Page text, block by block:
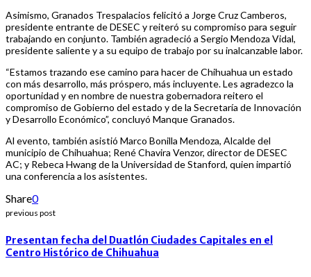
Asimismo, Granados Trespalacios felicitó a Jorge Cruz Camberos,
presidente entrante de DESEC y reiteró su compromiso para seguir
trabajando en conjunto. También agradeció a Sergio Mendoza Vidal,
presidente saliente y a su equipo de trabajo por su inalcanzable labor.
“Estamos trazando ese camino para hacer de Chihuahua un estado
con más desarrollo, más próspero, más incluyente. Les agradezco la
oportunidad y en nombre de nuestra gobernadora reitero el
compromiso de Gobierno del estado y de la Secretaría de Innovación
y Desarrollo Económico”, concluyó Manque Granados.
Al evento, también asistió Marco Bonilla Mendoza, Alcalde del
municipio de Chihuahua; René Chavira Venzor, director de DESEC
AC; y Rebeca Hwang de la Universidad de Stanford, quien impartió
una conferencia a los asistentes.
Share0
previous post
Presentan fecha del Duatlón Ciudades Capitales en el
Centro Histórico de Chihuahua